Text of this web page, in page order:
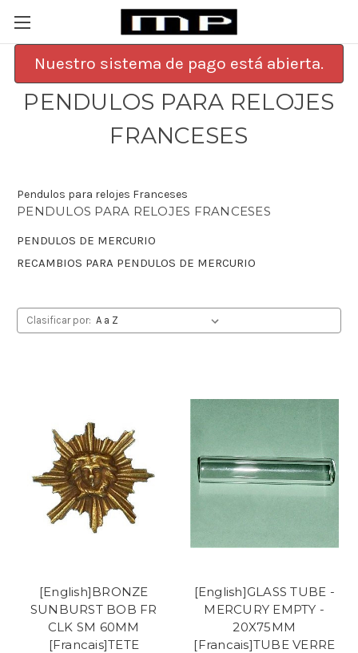
Nuestro sistema de pago está abierta.
PENDULOS PARA RELOJES
FRANCESES
Pendulos para relojes Franceses
PENDULOS PARA RELOJES FRANCESES
PENDULOS DE MERCURIO
RECAMBIOS PARA PENDULOS DE MERCURIO
Clasificar por:
[English]BRONZE
SUNBURST BOB FR
CLK SM 60MM
[Francais]TETE
[English]GLASS TUBE -
MERCURY EMPTY -
20X75MM
[Francais]TUBE VERRE